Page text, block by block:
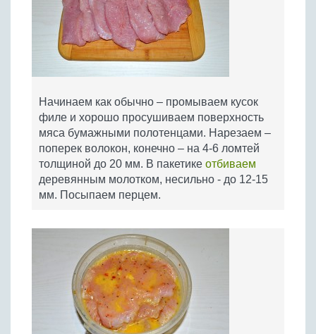
Начинаем как обычно – промываем кусок
филе и хорошо просушиваем поверхность
мяса бумажными полотенцами. Нарезаем –
поперек волокон, конечно – на 4-6 ломтей
толщиной до 20 мм. В пакетике отбиваем
деревянным молотком, несильно - до 12-15
мм. Посыпаем перцем.